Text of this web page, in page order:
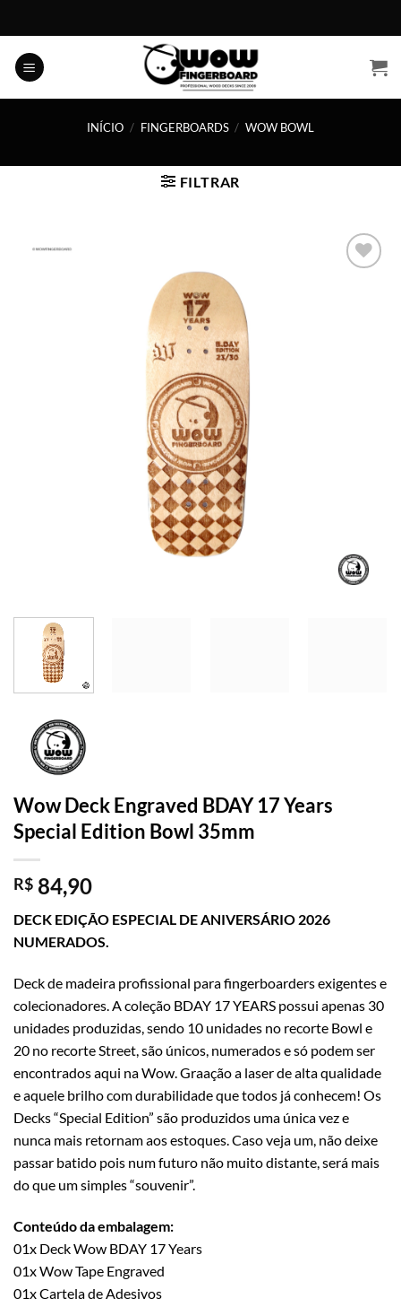
to
content
INÍCIO / FINGERBOARDS / WOW BOWL
FILTRAR
Wow Deck Engraved BDAY 17 Years
Special Edition Bowl 35mm
R$ 84,90
DECK EDIÇÃO ESPECIAL DE ANIVERSÁRIO 2026
NUMERADOS.
Deck de madeira profissional para fingerboarders exigentes e
colecionadores. A coleção BDAY 17 YEARS possui apenas 30
unidades produzidas, sendo 10 unidades no recorte Bowl e
20 no recorte Street, são únicos, numerados e só podem ser
encontrados aqui na Wow. Graação a laser de alta qualidade
e aquele brilho com durabilidade que todos já conhecem! Os
Decks “Special Edition” são produzidos uma única vez e
nunca mais retornam aos estoques. Caso veja um, não deixe
passar batido pois num futuro não muito distante, será mais
do que um simples “souvenir”.
Conteúdo da embalagem:
01x Deck Wow BDAY 17 Years
01x Wow Tape Engraved
01x Cartela de Adesivos